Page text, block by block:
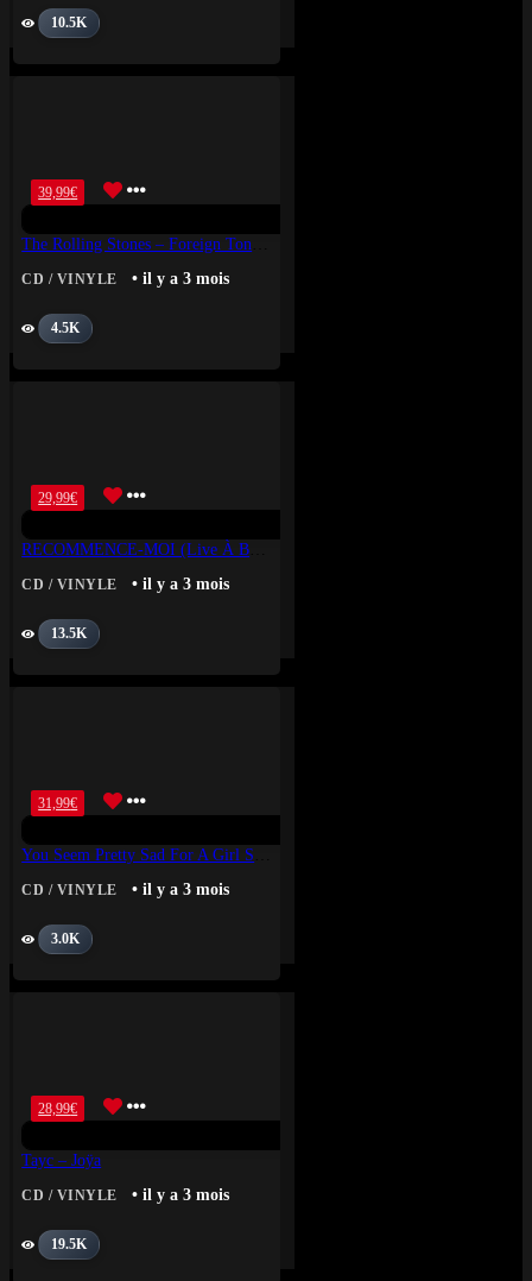
10.5K
39,99€
CD / VINYLE • il y a 3 mois
4.5K
29,99€
CD / VINYLE • il y a 3 mois
13.5K
31,99€
CD / VINYLE • il y a 3 mois
3.0K
28,99€
Tayc – Joÿa
CD / VINYLE • il y a 3 mois
19.5K